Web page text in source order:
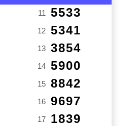
11 5533
12 5341
13 3854
14 5900
15 8842
16 9697
17 1839